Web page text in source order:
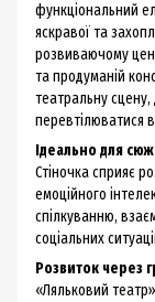
функціональний
яскравої та
розвиваючому
та продуманій
театральну
перевтілюватися
Ідеально для
Стіночка сприяє
емоційного
спілкуванню,
соціальних
Розвиток через
«Ляльковий